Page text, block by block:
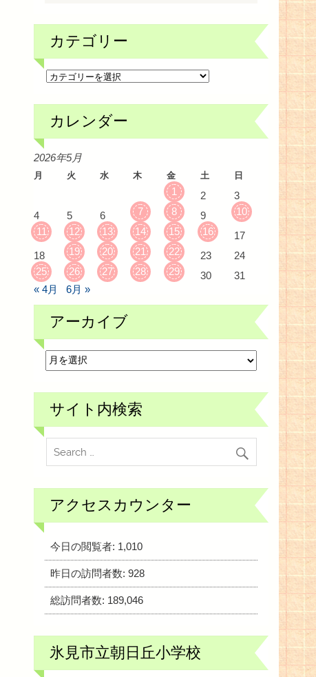
カテゴリー
カ
テ
リ
カレンダー
2026年5月
月 火 水 木 金 土 日
1 2
3
4
5 6 7 8 9
10
11
12 13 14 15 16
17
18
19 20 21 22 23
24
25
26 27 28 29 30
31
« 4月
6月 »
アーカイブ
ブ
サイト内検索
アクセスカウンター
今日の閲覧者: 1,010
昨日の訪問者数:928
総訪問者数: 189,046
氷見市立朝日丘小学校